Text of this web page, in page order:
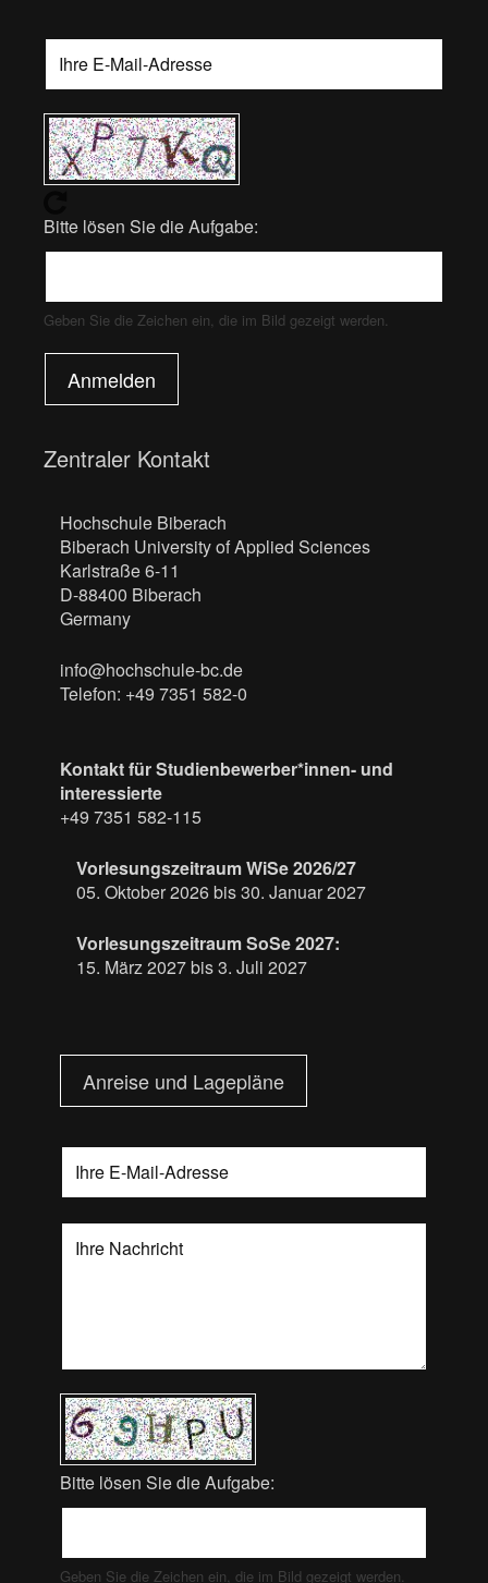
Bitte lösen Sie die Aufgabe:
Geben Sie die Zeichen ein, die im Bild gezeigt werden.
Anmelden
Zentraler Kontakt
Hochschule Biberach
Biberach University of Applied Sciences
Karlstraße 6-11
D-88400 Biberach
Germany
info@hochschule-bc.de
Telefon: +49 7351 582-0
Kontakt für Studienbewerber*innen- und
interessierte
+49 7351 582-115
Vorlesungszeitraum WiSe 2026/27
05. Oktober 2026 bis 30. Januar 2027
Vorlesungszeitraum SoSe 2027:
15. März 2027 bis 3. Juli 2027
Anreise und Lagepläne
Bitte lösen Sie die Aufgabe:
Geben Sie die Zeichen ein, die im Bild gezeigt werden.